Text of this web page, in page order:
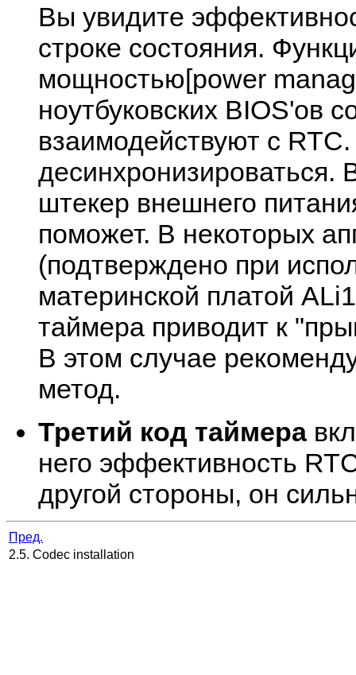
Вы увидите
строке состояния.
мощностью[power
ноутбуковских BIOS'ов
взаимодействуют с
десинхронизироваться.
штекер внешнего
поможет. В некоторых
(подтверждено при
материнской платой
таймера приводит к
В этом случае
метод.
Третий код таймера
него эффективность
другой стороны, он
Пред.
2.5. Codec installation